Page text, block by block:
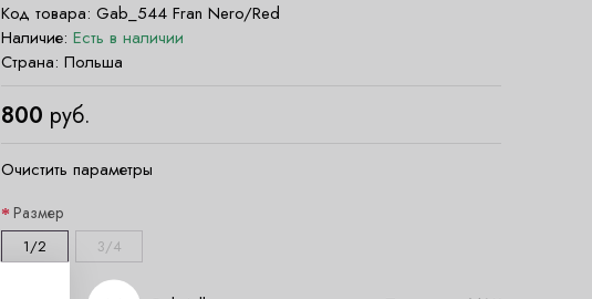
Код товара: Gab_544 Fran Nero/Red
Наличие: Есть в наличии
Страна: Польша
800 руб.
Очистить параметры
Размер
1/2 3/4